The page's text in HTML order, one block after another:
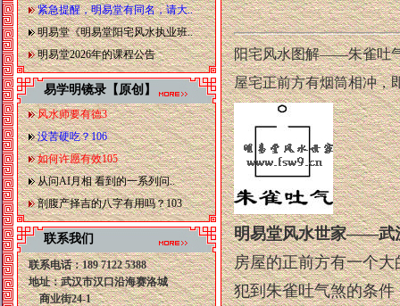
紧急提醒，明易堂有同名，请大..
明易堂《明易堂阳宅风水执业班..
明易堂2026年的课程公告
易学明镜录【原创】
风水师要有德3
没苦硬吃？106
如何许愿有效105
从问AI月相 看到的一系列问..
剖腹产择吉的八字有用吗？103
联系我们
联系电话：189 7122 5388
地址：武汉市汉口沿海赛洛城
商业街24-1
阳宅风水图解——朱雀吐
屋宅正前方有烟筒相冲，
明易堂风水世家——武
房屋的正前方有一个
犯到朱雀吐气煞的条件